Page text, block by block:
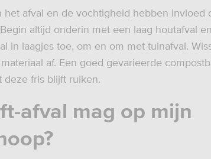
het afval en de vochtigheid hebben invloed
altijd onderin met een laag houtafval
in laagjes toe, om en om met tuinafval.
af. Een goed gevarieerde
deze fris blijft ruiken.
afval mag op mijn